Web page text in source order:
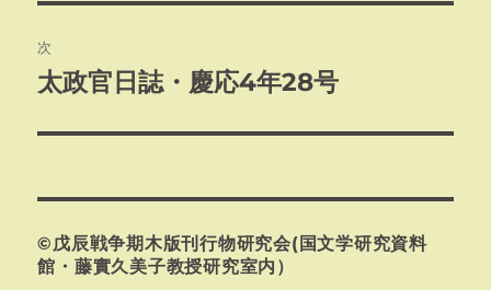
ビ
ゲ
ー
ン
投
稿:
次
次
投
太政官日誌・慶応4年28号
©戊辰戦争期木版刊行物研究会(国文学研究資料
館・藤實久美子教授研究室内）